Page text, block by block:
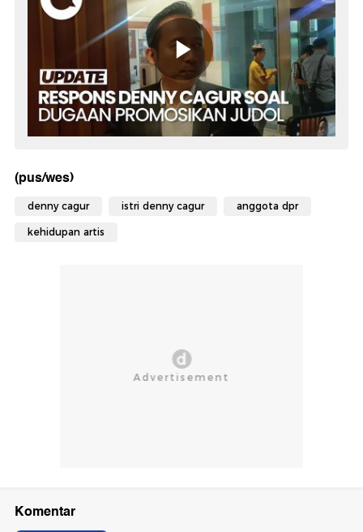
(pus/wes)
denny cagur istri denny cagur anggota dpr
kehidupan artis
Komentar